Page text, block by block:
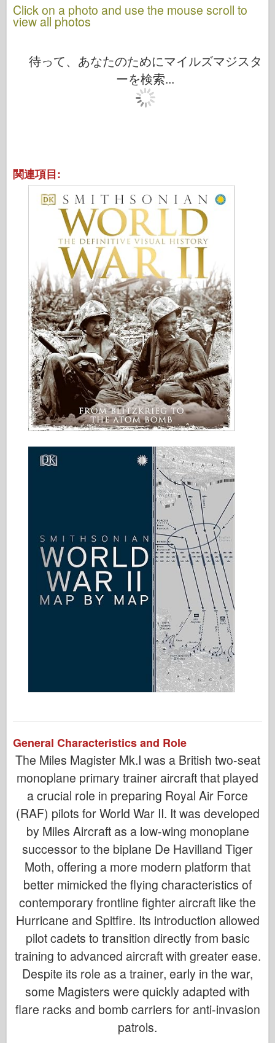
Click on a photo and use the mouse scroll to
view all photos
待って、あなたのためにマイルズマジスタ
ーを検索...
関連項目:
General Characteristics and Role
The Miles Magister Mk.I was a British two-seat
monoplane primary trainer aircraft that played
a crucial role in preparing Royal Air Force
(RAF) pilots for World War II. It was developed
by Miles Aircraft as a low-wing monoplane
successor to the biplane De Havilland Tiger
Moth, offering a more modern platform that
better mimicked the flying characteristics of
contemporary frontline fighter aircraft like the
Hurricane and Spitfire. Its introduction allowed
pilot cadets to transition directly from basic
training to advanced aircraft with greater ease.
Despite its role as a trainer, early in the war,
some Magisters were quickly adapted with
flare racks and bomb carriers for anti-invasion
patrols.